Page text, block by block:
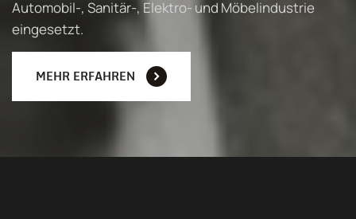
Automobil-, Sanitär-, Elektro- und Möbelindustrie
eingesetzt.
MEHR ERFAHREN